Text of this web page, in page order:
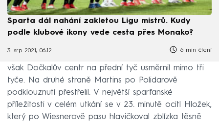
Sparta dál nahání zakletou Ligu mistrů. Kudy
podle klubové ikony vede cesta přes Monako?
3. srp 2021, 06:12 6 min čtení
Domácí poprvé zahrozili po 20 minutách hry, Panák
však Dočkalův centr na přední tyč usměrnil mimo tři
tyče. Na druhé straně Martins po Polidarově
podklouznutí přestřelil. V největší sparťanské
příležitosti v celém utkání se v 23. minutě ocitl Hložek,
který po Wiesnerově pasu hlavičkoval zblízka těsně